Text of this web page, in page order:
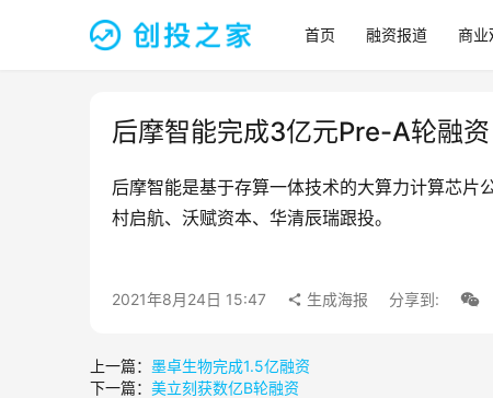
首页 融资报道 商业
后摩智能完成3亿元Pre-A轮融资
后摩智能是基于存算一体技术的大算力计算芯
村启航、沃赋资本、华清辰瑞跟投。
2021年8月24日 15:47 生成海报 分享到:
上一篇： 墨卓生物完成1.5亿融资
下一篇： 美立刻获数亿B轮融资